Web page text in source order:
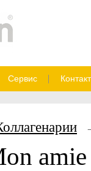
Сервис